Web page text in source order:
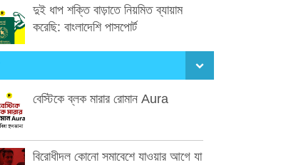
দুই ধাপ শক্তি বাড়াতে নিয়মিত ব্যায়াম
করেছি: বাংলাদেশি পাসপোর্ট
বেস্টিকে ব্লক মারার রোমান Aura
বিরোধীদল কোনো সমাবেশে যাওয়ার আগে যা